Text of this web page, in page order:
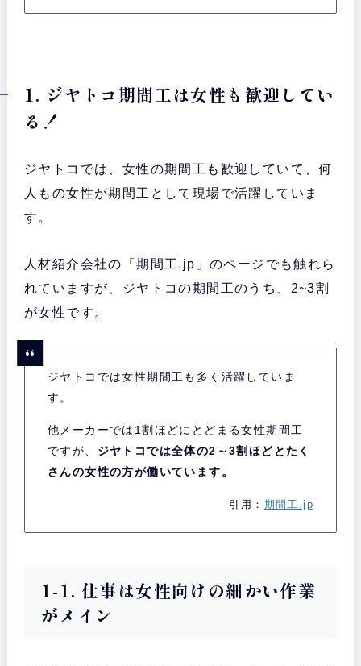
1. ジヤトコ期間工は女性も歓迎してい
る！
ジヤトコでは、女性の期間工も歓迎していて、何
人もの女性が期間工として現場で活躍していま
す。
人材紹介会社の「期間工.jp」のページでも触れら
れていますが、ジヤトコの期間工のうち、2~3割
が女性です。
ジヤトコでは女性期間工 も多く活躍していま
す。
他メーカーでは1割ほどにとどまる女性期間工
ですが、 ジヤトコでは全体の2～3割ほどとたく
さんの女性の方が働いています。
引用： 期間工.jp
1-1. 仕事は女性向けの細かい作業
がメイン